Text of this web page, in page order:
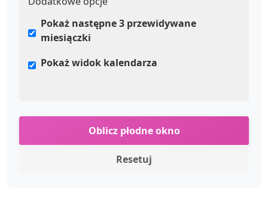
Pokaż następne 3 przewidywane
miesiączki
Pokaż widok kalendarza
Oblicz płodne okno
Resetuj